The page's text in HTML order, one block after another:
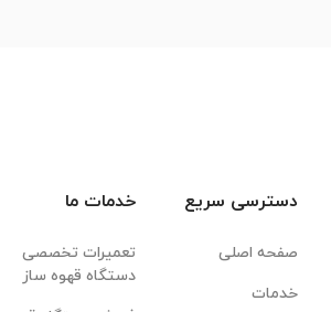
دسترسی سریع
صفحه اصلی
خدمات
خدمات ما
تعمیرات تخصصی
دستگاه قهوه ساز